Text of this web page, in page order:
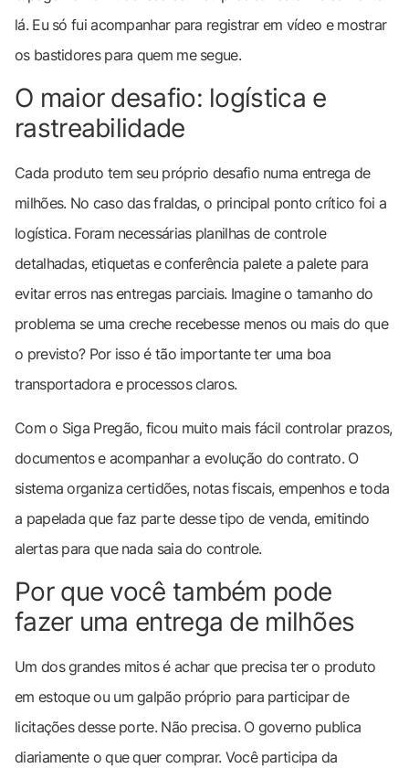
lá. Eu só fui acompanhar para registrar em vídeo e mostrar
os bastidores para quem me segue.
O maior desafio: logística e
rastreabilidade
Cada produto tem seu próprio desafio numa entrega de
milhões. No caso das fraldas, o principal ponto crítico foi a
logística. Foram necessárias planilhas de controle
detalhadas, etiquetas e conferência palete a palete para
evitar erros nas entregas parciais. Imagine o tamanho do
problema se uma creche recebesse menos ou mais do que
o previsto? Por isso é tão importante ter uma boa
transportadora e processos claros.
Com o Siga Pregão, ficou muito mais fácil controlar prazos,
documentos e acompanhar a evolução do contrato. O
sistema organiza certidões, notas fiscais, empenhos e toda
a papelada que faz parte desse tipo de venda, emitindo
alertas para que nada saia do controle.
Por que você também pode
fazer uma entrega de milhões
Um dos grandes mitos é achar que precisa ter o produto
em estoque ou um galpão próprio para participar de
licitações desse porte. Não precisa. O governo publica
diariamente o que quer comprar. Você participa da